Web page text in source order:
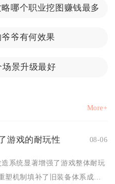
哪个职业挖图赚钱最多
爷有何效果
景升级最好
More+
游戏的耐玩性 08-06
系统显著增强了游戏整体耐玩
塑机制填补了旧装备体系成型